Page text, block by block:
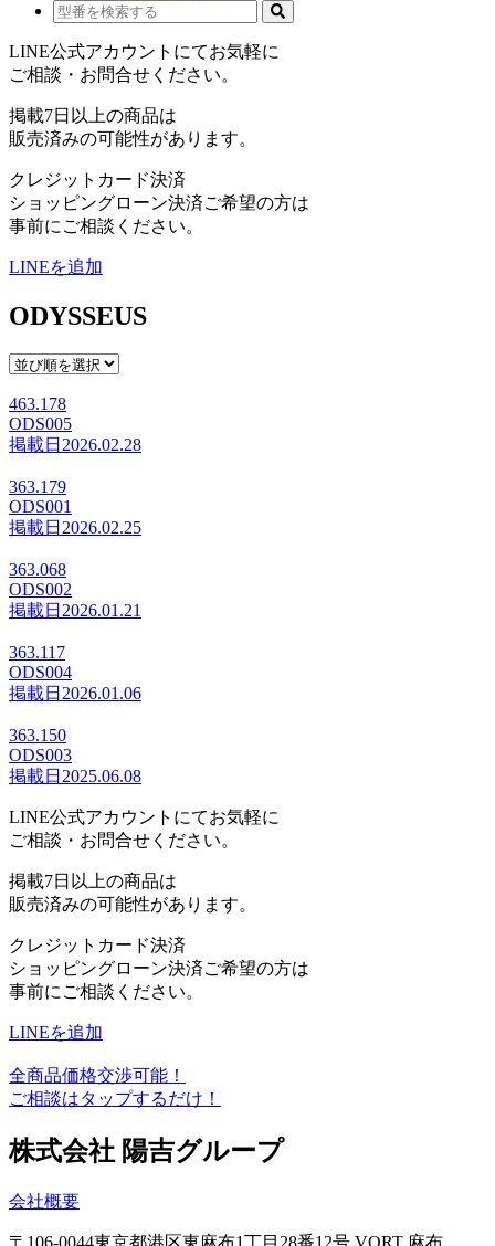
LINE公式アカウントにてお気軽に
ご相談・お問合せください。
掲載7日以上の商品は
販売済みの可能性があります。
クレジットカード決済
ショッピングローン決済ご希望の方は
事前にご相談ください。
LINEを追加
ODYSSEUS
463.178
ODS005
掲載日 2026.02.28
363.179
ODS001
掲載日 2026.02.25
363.068
ODS002
掲載日 2026.01.21
363.117
ODS004
掲載日 2026.01.06
363.150
ODS003
掲載日 2025.06.08
LINE公式アカウントにてお気軽に
ご相談・お問合せください。
掲載7日以上の商品は
販売済みの可能性があります。
クレジットカード決済
ショッピングローン決済ご希望の方は
事前にご相談ください。
LINEを追加
全商品価格交渉可能！
ご相談はタップするだけ！
株式会社 陽吉グループ
会社概要
〒106-0044東京都港区東麻布1丁目28番12号 VORT 麻布